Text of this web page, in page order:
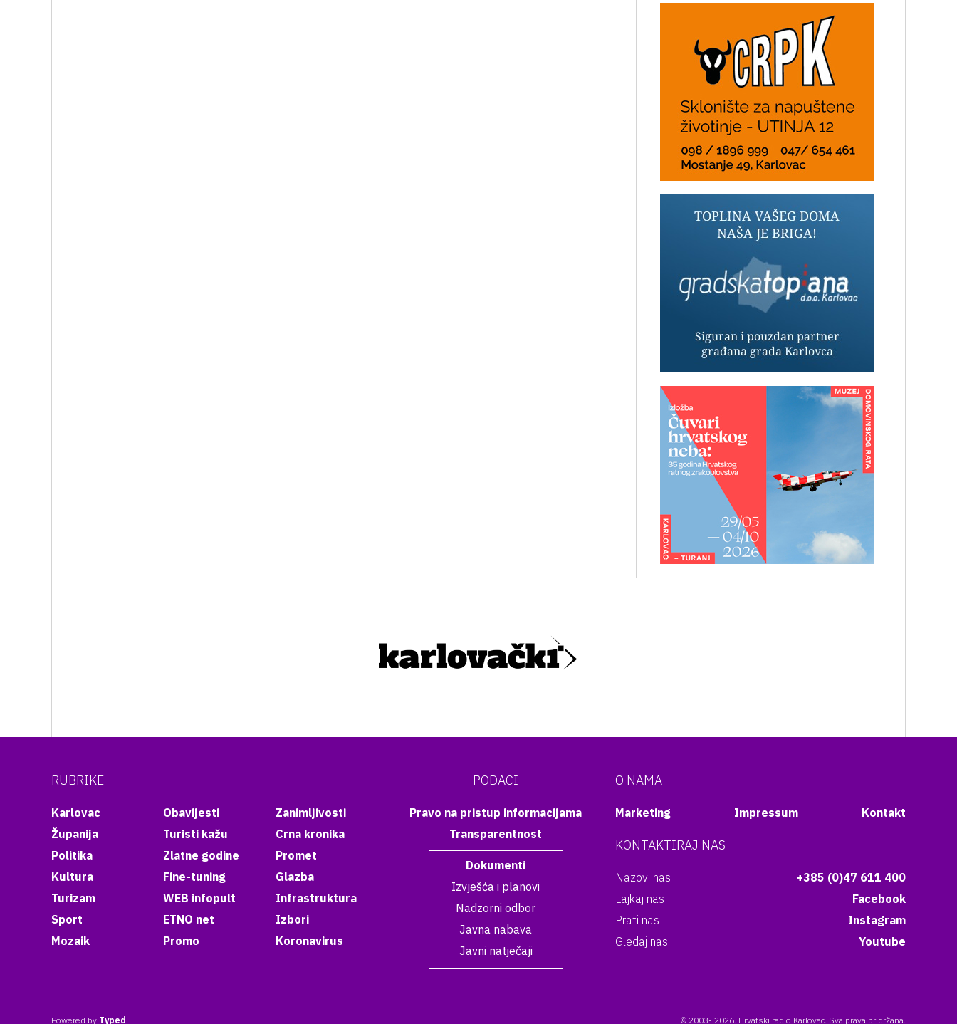
RUBRIKE
Karlovac
Županija
Politika
Kultura
Turizam
Sport
Mozaik
Obavijesti
Turisti kažu
Zlatne godine
Fine-tuning
WEB infopult
ETNO net
Promo
Zanimljivosti
Crna kronika
Promet
Glazba
Infrastruktura
Izbori
Koronavirus
PODACI
Pravo na pristup informacijama
Transparentnost
Dokumenti
Izvješća i planovi
Nadzorni odbor
Javna nabava
Javni natječaji
O NAMA
Marketing Impressum Kontakt
KONTAKTIRAJ NAS
Nazovi nas
+385 (0)47 611 400
Lajkaj nas
Facebook
Prati nas
Instagram
Gledaj nas
Youtube
Powered by Typed © 2003- 2026. Hrvatski radio Karlovac. Sva prava pridržana.